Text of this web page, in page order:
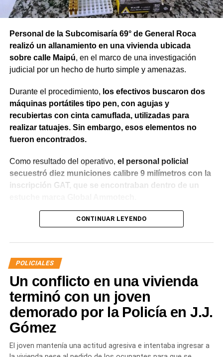
Personal de la Subcomisaría 69° de General Roca
realizó un allanamiento en una vivienda ubicada
sobre calle Maipú, en el marco de una investigación
judicial por un hecho de hurto simple y amenazas.
Durante el procedimiento, los efectivos buscaron dos
máquinas portátiles tipo pen, con agujas y
recubiertas con cinta camuflada, utilizadas para
realizar tatuajes. Sin embargo, esos elementos no
fueron encontrados.
Como resultado del operativo, el personal policial
secuestró diez municiones calibre 9 milímetros con la
inscripción GAT, que se encontraban dentro de un
Tras el hallazgo, se dio intervención a la Fiscalía N° 6,
calidad de secuestro y queden a disposición de la
CONTINUAR LEYENDO
POLICIALES
Un conflicto en una vivienda
terminó con un joven
demorado por la Policía en J.J.
Gómez
El joven mantenía una actitud agresiva e intentaba ingresar a